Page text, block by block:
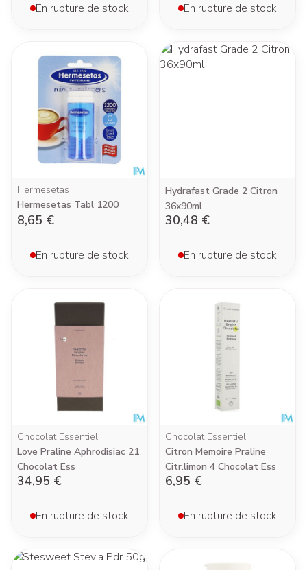
En rupture de stock En rupture de stock
Hermesetas
Hermesetas Tabl 1200
8,65 €
En rupture de stock
Hydrafast Grade 2 Citron
36x90ml
30,48 €
En rupture de stock
Chocolat Essentiel
Love Praline Aphrodisiac 21
Chocolat Ess
34,95 €
En rupture de stock
Chocolat Essentiel
Citron Memoire Praline
Citr.limon 4 Chocolat Ess
6,95 €
En rupture de stock